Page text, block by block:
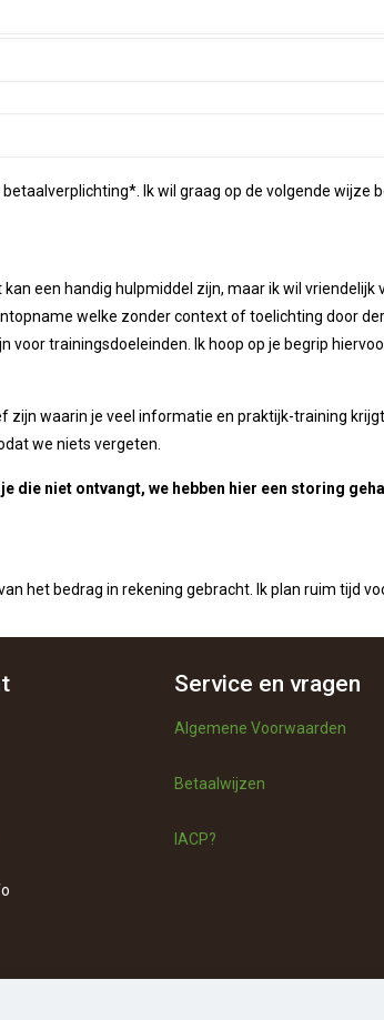
Ik wil graag op de volgende wijze
een handig hulpmiddel zijn, maar ik wil
welke zonder context of toelichting door
trainingsdoeleinden. Ik hoop op je begrip
zijn waarin je veel informatie en praktijk-training
we niets vergeten.
die niet ontvangt, we hebben hier een storing
het bedrag in rekening gebracht. Ik plan ruim tijd
Service en vragen
Algemene Voorwaarden
Betaalwijzen
IACP?